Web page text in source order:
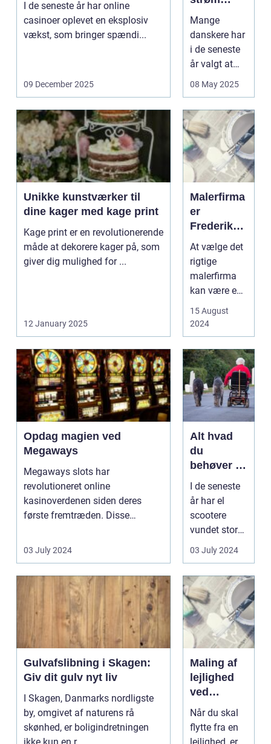
I de seneste år har online
casinoer oplevet en eksplosiv
vækst, som bringer spændi...
09 December 2025
producerer
solceller
om
vinteren?
Mange
danskere har
i de seneste
år valgt at
investere i
solcelleanlæ
g som en
bæred...
08 May 2025
Unikke kunstværker til
dine kager med kage print
Kage print er en revolutionerende
måde at dekorere kager på, som
giver dig mulighed for ...
12 January 2025
Malerfirma
er
Frederiksb
erg: Din
Guide til
Kvalitet og
Service
At vælge det
rigtige
malerfirma
kan være en
vanskelig
opgave, især
i et område
som
Frederiksberg
, hv...
15 August
2024
Opdag magien ved
Megaways
Megaways slots har
revolutioneret online
kasinoverdenen siden deres
første fremtræden. Disse
03 July 2024
Alt hvad
du
behøver at
vide om el
scootere
I de seneste
år har el
scootere
vundet stor
popularitet
som en
miljøvenlig
og praktisk
transporthån
d...
03 July 2024
Gulvafslibning i Skagen:
Giv dit gulv nyt liv
I Skagen, Danmarks nordligste
by, omgivet af naturens rå
skønhed, er boligindretningen
Maling af
lejlighed
ved
fraflytning:
Prisoverve
jelser og
Når du skal
flytte fra en